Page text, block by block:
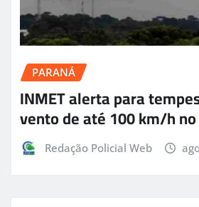
PARANÁ
INMET alerta para
vento de até 100 km/h
Redação Policial Web